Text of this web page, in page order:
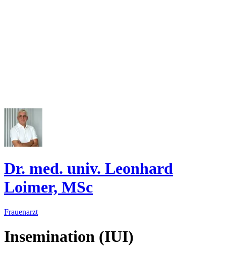
Dr. med. univ. Leonhard
Loimer, MSc
Frauenarzt
Insemination (IUI)